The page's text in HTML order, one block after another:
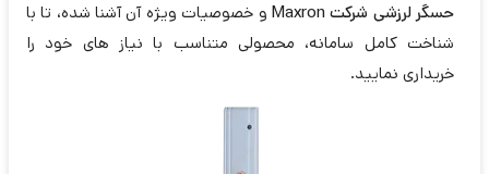
حسگر لرزشی شرکت Maxron
و خصوصیات ویژه آن آشنا شده، تا با
شناخت کامل سامانه، محصولی متناسب با نیاز های خود را
خریداری نمایید.